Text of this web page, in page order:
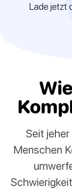
Lade jetzt
Seit
Menschen